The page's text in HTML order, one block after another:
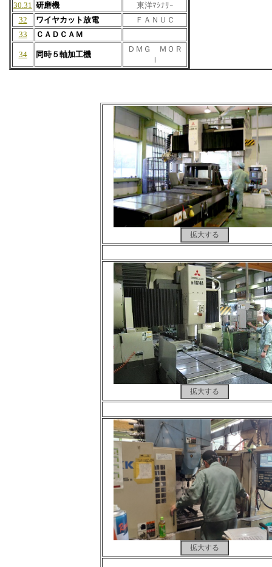
30.31 研磨機
東洋ﾏｼﾅﾘｰ
32
ワイヤカット放電
ＦＡＮＵＣ
33
ＣＡＤＣＡＭ
34 同時５軸加工機
ＤＭＧ ＭＯＲ
Ｉ
拡大する
拡大する
拡大する